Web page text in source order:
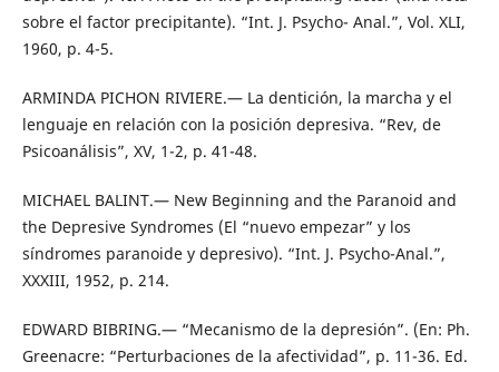
sobre el factor precipitante). “Int. J. Psycho- Anal.”, Vol. XLI,
1960, p. 4-5.
ARMINDA PICHON RIVIERE.— La dentición, la marcha y el
lenguaje en relación con la posición depresiva. “Rev, de
Psicoanálisis”, XV, 1-2, p. 41-48.
MICHAEL BALINT.— New Beginning and the Paranoid and
the Depresive Syndromes (El “nuevo empezar” y los
síndromes paranoide y depresivo). “Int. J. Psycho-Anal.”,
XXXIII, 1952, p. 214.
EDWARD BIBRING.— “Mecanismo de la depresión”. (En: Ph.
Greenacre: “Perturbaciones de la afectividad”, p. 11-36. Ed.